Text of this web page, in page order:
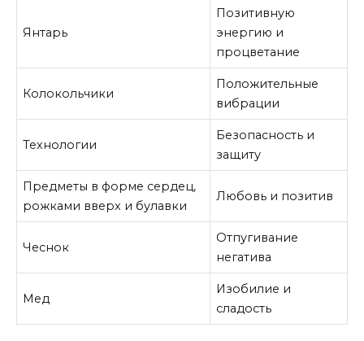
Янтарь
Позитивную
энергию и
процветание
Колокольчики
Положительные
вибрации
Технологии
Безопасность и
защиту
Предметы в форме сердец,
рожками вверх и булавки
Любовь и позитив
Чеснок
Отпугивание
негатива
Мед
Изобилие и
сладость